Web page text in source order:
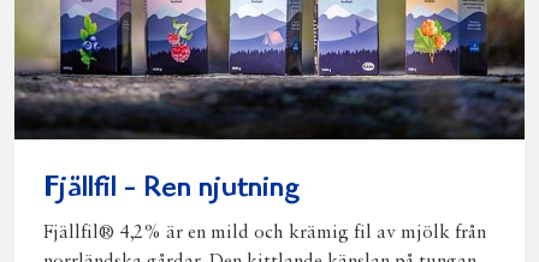
Fjällfil - Ren njutning
Fjällfil® 4,2% är en mild och krämig fil av mjölk från